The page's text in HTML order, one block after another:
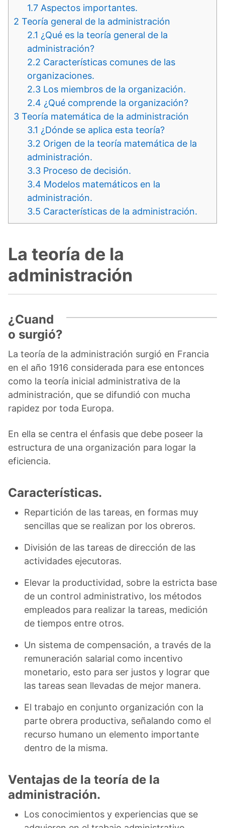
1.7 Aspectos importantes.
2 Teoría general de la administración
2.1 ¿Qué es la teoría general de la
administración?
2.2 Características comunes de las
organizaciones.
2.3 Los miembros de la organización.
2.4 ¿Qué comprende la organización?
3 Teoría matemática de la administración
3.1 ¿Dónde se aplica esta teoría?
3.2 Origen de la teoría matemática de la
administración.
3.3 Proceso de decisión.
3.4 Modelos matemáticos en la
administración.
3.5 Características de la administración.
La teoría de la
administración
¿Cuand
o surgió?
La teoría de la administración surgió en Francia
en el año 1916 considerada para ese entonces
como la teoría inicial administrativa de la
administración, que se difundió con mucha
rapidez por toda Europa.
En ella se centra el énfasis que debe poseer la
estructura de una organización para logar la
eficiencia.
Características.
Repartición de las tareas, en formas muy
sencillas que se realizan por los obreros.
División de las tareas de dirección de las
actividades ejecutoras.
Elevar la productividad, sobre la estricta base
de un control administrativo, los métodos
empleados para realizar la tareas, medición
de tiempos entre otros.
Un sistema de compensación, a través de la
remuneración salarial como incentivo
monetario, esto para ser justos y lograr que
las tareas sean llevadas de mejor manera.
El trabajo en conjunto organización con la
parte obrera productiva, señalando como el
recurso humano un elemento importante
dentro de la misma.
Ventajas de la teoría de la
administración.
Los conocimientos y experiencias que se